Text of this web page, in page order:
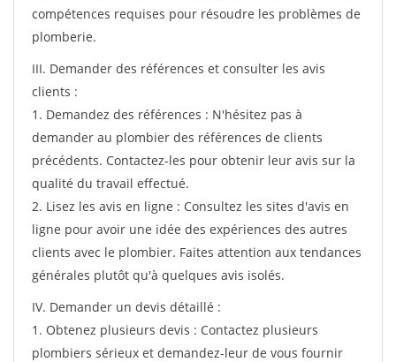
compétences requises pour résoudre les problèmes de
plomberie.
III. Demander des références et consulter les avis
clients :
1. Demandez des références : N'hésitez pas à
demander au plombier des références de clients
précédents. Contactez-les pour obtenir leur avis sur la
qualité du travail effectué.
2. Lisez les avis en ligne : Consultez les sites d'avis en
ligne pour avoir une idée des expériences des autres
clients avec le plombier. Faites attention aux tendances
générales plutôt qu'à quelques avis isolés.
IV. Demander un devis détaillé :
1. Obtenez plusieurs devis : Contactez plusieurs
plombiers sérieux et demandez-leur de vous fournir